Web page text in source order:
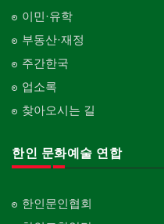
이민·유학
부동산·재정
주간한국
업소록
찾아오시는 길
한인 문화예술 연합
한인문인협회